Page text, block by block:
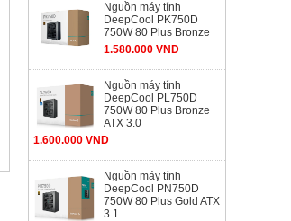
Nguồn máy tính
DeepCool PK750D
750W 80 Plus Bronze
1.580.000 VND
Nguồn máy tính
DeepCool PL750D
750W 80 Plus Bronze
ATX 3.0
1.600.000 VND
Nguồn máy tính
DeepCool PN750D
750W 80 Plus Gold ATX
3.1